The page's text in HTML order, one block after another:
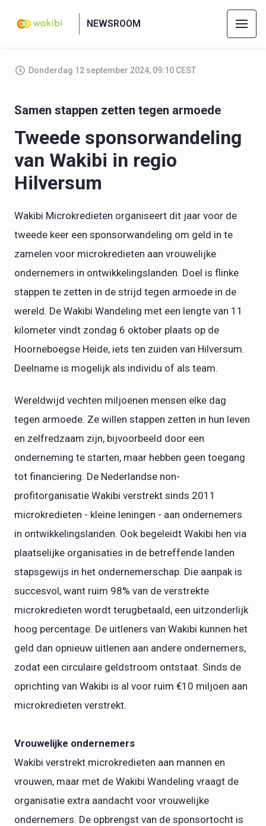
NEWSROOM
Donderdag 12 september 2024, 09:10 CEST
Samen stappen zetten tegen armoede
Tweede sponsorwandeling
van Wakibi in regio
Hilversum
Wakibi Microkredieten organiseert dit jaar voor de
tweede keer een sponsorwandeling om geld in te
zamelen voor microkredieten aan vrouwelijke
ondernemers in ontwikkelingslanden. Doel is flinke
stappen te zetten in de strijd tegen armoede in de
wereld. De Wakibi Wandeling met een lengte van 11
kilometer vindt zondag 6 oktober plaats op de
Hoorneboegse Heide, iets ten zuiden van Hilversum.
Deelname is mogelijk als individu of als team.
Wereldwijd vechten miljoenen mensen elke dag
tegen armoede. Ze willen stappen zetten in hun leven
en zelfredzaam zijn, bijvoorbeeld door een
onderneming te starten, maar hebben geen toegang
tot financiering. De Nederlandse non-
profitorganisatie Wakibi verstrekt sinds 2011
microkredieten - kleine leningen - aan ondernemers
in ontwikkelingslanden. Ook begeleidt Wakibi hen via
plaatselijke organisaties in de betreffende landen
stapsgewijs in het ondernemerschap. Die aanpak is
succesvol, want ruim 98% van de verstrekte
microkredieten wordt terugbetaald, een uitzonderlijk
hoog percentage. De uitleners van Wakibi kunnen het
geld dan opnieuw uitlenen aan andere ondernemers,
zodat een circulaire geldstroom ontstaat. Sinds de
oprichting van Wakibi is al voor ruim €10 miljoen aan
microkredieten verstrekt.
Vrouwelijke ondernemers
Wakibi verstrekt microkredieten aan mannen en
vrouwen, maar met de Wakibi Wandeling vraagt de
organisatie extra aandacht voor vrouwelijke
ondernemers. De opbrengst van de sponsortocht is